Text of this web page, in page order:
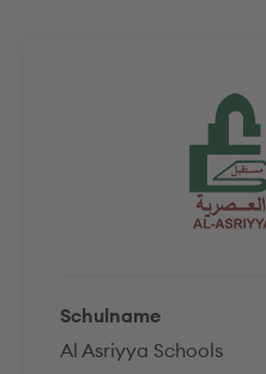
Schulname
Al Asriyya Schools